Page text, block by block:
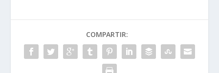
COMPARTIR: